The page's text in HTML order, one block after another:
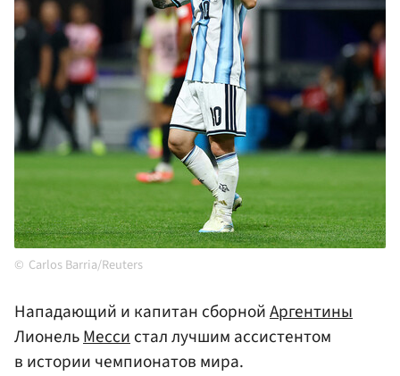
Carlos Barria/Reuters
Нападающий и капитан сборнойАргентины
ЛионельМессистал лучшим ассистентом
в истории чемпионатов мира.